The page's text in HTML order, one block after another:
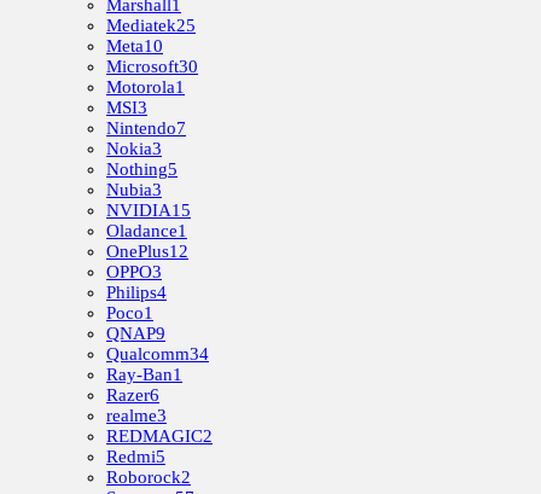
Marshall1
Mediatek25
Meta10
Microsoft30
Motorola1
MSI3
Nintendo7
Nokia3
Nothing5
Nubia3
NVIDIA15
Oladance1
OnePlus12
OPPO3
Philips4
Poco1
QNAP9
Qualcomm34
Ray-Ban1
Razer6
realme3
REDMAGIC2
Redmi5
Roborock2